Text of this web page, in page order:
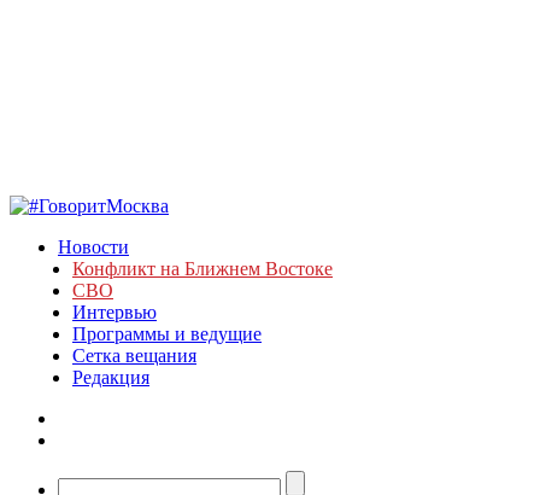
Новости
Конфликт на Ближнем Востоке
СВО
Интервью
Программы и ведущие
Сетка вещания
Редакция